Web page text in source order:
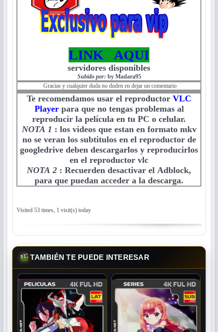
LINK AQUI
servidores disponibles
Subido por: by Madara95
Gracias y cualquier duda no duden en dejar un comentario
Te recomendamos usar el reproductor VLC
Playerpara que no tengas problemas al
reproducir la película en tu PC o celular.
NOTA 1 : los videos que estan en formato mkv
no se veran los subtitulos en el reproductor de
googledrive deben descargarlos y reproducirlos
en el reproductor vlc
NOTA 2 : Recuerden desactivar el Adblock,
para que puedan acceder a la descarga.
Visited 53 times, 1 visit(s) today
TAMBIÉN TE PUEDE INTERESAR